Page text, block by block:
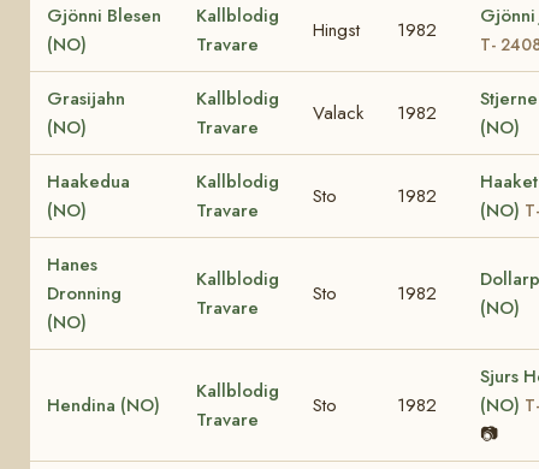
Gjönni Blesen
(NO)
Kallblodig
Travare
Hingst 1982
Gjönni
T-
Grasijahn
(NO)
Kallblodig
Travare
Valack 1982
(NO)
Haakedua
(NO)
Kallblodig
Travare
Sto 1982
(NO)
Hanes
Dronning
(NO)
Kallblodig
Travare
Sto 1982
(NO)
Hendina (NO)
Kallblodig
Travare
Sto 1982
Sjurs
(NO)
📷